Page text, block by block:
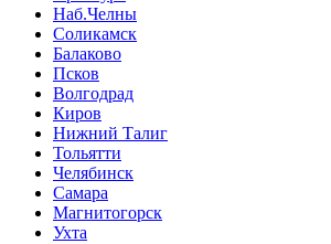
Наб.Челны
Соликамск
Балаково
Псков
Волгодрад
Киров
Нижний Талиг
Тольятти
Челябинск
Самара
Магнитогорск
Ухта